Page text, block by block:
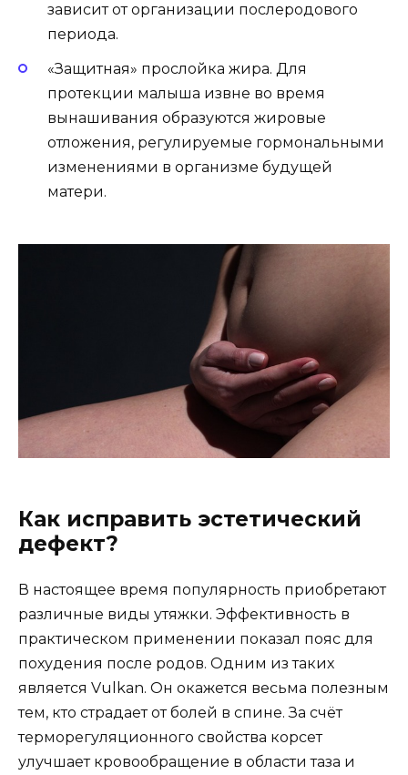
зависит от организации послеродового
периода.
«Защитная» прослойка жира. Для
протекции малыша извне во время
вынашивания образуются жировые
отложения, регулируемые гормональными
изменениями в организме будущей
матери.
Как исправить эстетический
дефект?
В настоящее время популярность приобретают
различные виды утяжки. Эффективность в
практическом применении показал пояс для
похудения после родов. Одним из таких
является Vulkan. Он окажется весьма полезным
тем, кто страдает от болей в спине. За счёт
терморегуляционного свойства корсет
улучшает кровообращение в области таза и